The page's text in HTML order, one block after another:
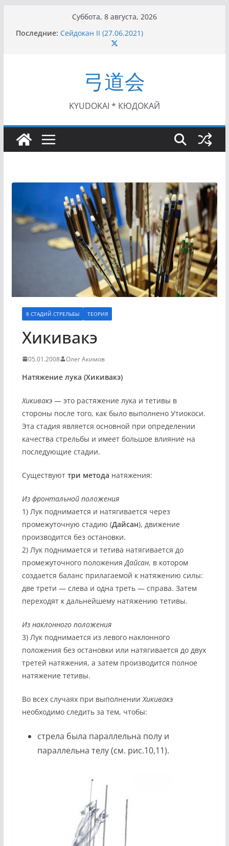
содержимому
Суббота, 8 августа, 2026
Последние: I этап Кубка Московской области по Кюдо /
Сейдокан II (27.06.2021)
II этап Кубка Московской области по Кюдо
/Сейдокан III (01.08.2021)
II Кубок Посла Японии в России по Кюдо,
Орёл (25.07.2021)
弓道会
KYUDOKAI * КЮДОКАЙ
8 СТАДИЙ СТРЕЛЬБЫ ТЕОРИЯ
Хикивакэ
05.01.2008 Олег Акимов
Натяжение лука (Хикивакэ)
Хикивакэ— это растяжение лука и тетивы в
стороны после того, как было выполнено Утиокоси.
Эта стадия является основной при определении
качества стрельбы и имеет большое влияние на
последующие стадии.
Существуют три метода натяжения:
Из фронтальной положения
1) Лук поднимается и натягивается через
промежуточную стадию (Дайсан), движение
производится без остановки.
2) Лук поднимается и тетива натягивается до
промежуточного положенияДайсан, в котором
создается баланс прилагаемой к натяжению силы:
две трети — слева и одна треть — справа. Затем
переходят к дальнейшему натяжению тетивы.
Из наклонного положения
3) Лук поднимается из левого наклонного
положения без остановки или натягивается до двух
третей натяжения, а затем производится полное
натяжение тетивы.
Во всех случаях при выполненииХикивакэ
необходимо следить за тем, чтобы:
стрела была параллельна полу и
параллельна телу (см. рис.10,11).